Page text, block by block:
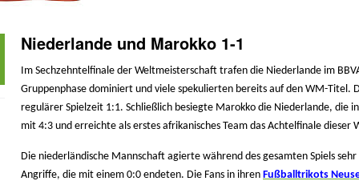
Niederlande und Marokko 1-1
Im Sechzehntelfinale der Weltmeisterschaft trafen die Niederlande im
Gruppenphase dominiert und viele spekulierten bereits auf den WM-Titel.
regulärer Spielzeit 1:1. Schließlich besiegte Marokko die Niederlande, die
mit 4:3 und erreichte als erstes afrikanisches Team das Achtelfinale dieser
Die niederländische Mannschaft agierte während des gesamten Spiels
Angriffe, die mit einem 0:0 endeten. Die Fans in ihren Fußballtrikots